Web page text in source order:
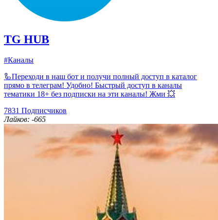
TG HUB
#Каналы
🦾Переходи в наш бот и получи полный доступ в каталог
прямо в телеграм! Удобно! Быстрый доступ в каналы
тематики 18+ без подписки на эти каналы! Жми 💥
7831 Подписчиков
Лайков: -665